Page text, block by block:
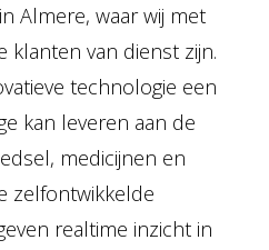
Almere, waar wij met
klanten van dienst zijn.
technologie een
kan leveren aan de
medicijnen en
zelfontwikkelde
realtime inzicht in